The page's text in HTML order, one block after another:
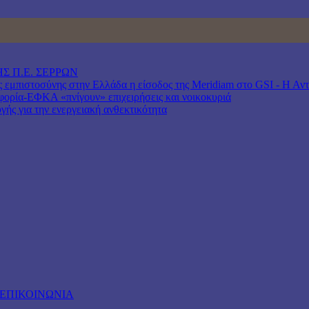
Π.Ε. ΣΕΡΡΩΝ
στην Ελλάδα η είσοδος της Meridiam στο GSI - Η
ΕΦΚΑ «πνίγουν» επιχειρήσεις και νοικοκυριά
για την ενεργειακή ανθεκτικότητα